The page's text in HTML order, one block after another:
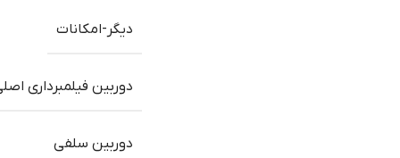
دیگر-امکانات
دوربین فیلمبرداری
دوربین سلفی